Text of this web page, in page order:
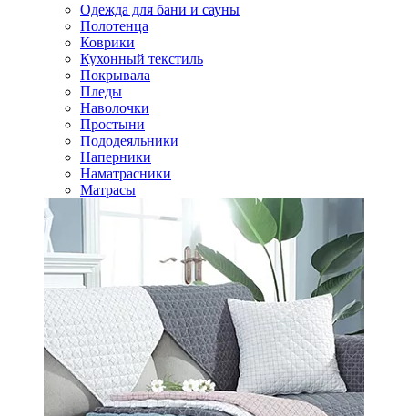
Одежда для бани и сауны
Полотенца
Коврики
Кухонный текстиль
Покрывала
Пледы
Наволочки
Простыни
Пододеяльники
Наперники
Наматрасники
Матрасы